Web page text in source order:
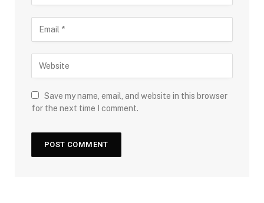
Save my name, email, and website in this browser
for the next time I comment.